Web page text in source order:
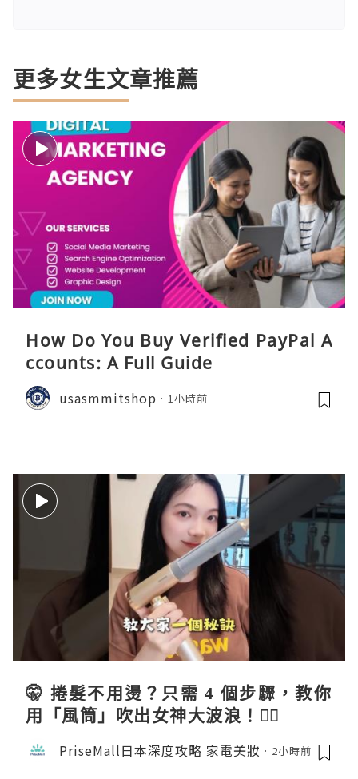
更多女生文章推薦
How Do You Buy Verified PayPal A
ccounts: A Full Guide
usasmmitshop 1小時前
🤫 捲髮不用燙？只需 4 個步驟，教你
用「風筒」吹出女神大波浪！💇‍♀️
PriseMall日本深度攻略 家電美妝 2小時前